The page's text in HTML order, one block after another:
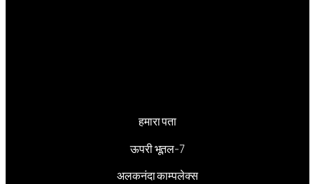
हमारा पता
ऊपरी भूतल-7
अलकनंदा काम्पलेक्स